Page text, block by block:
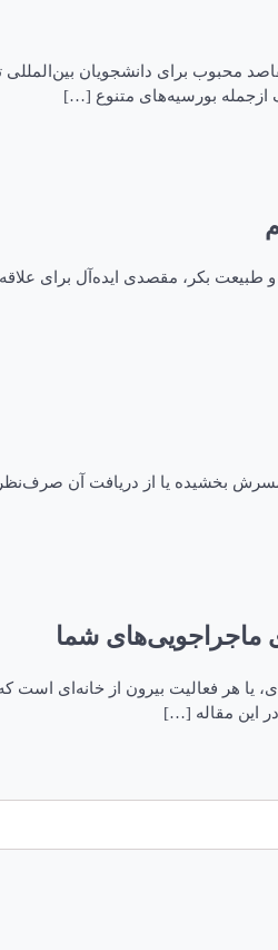
محبوب برای دانشجویان
ازجمله بورسیه‌های متنوع […]
طبیعت بکر، مقصدی ایده‌آل برای
بخشیده یا از دریافت آن
ماجراجویی‌های شما
یا هر فعالیت بیرون از
این مقاله […]